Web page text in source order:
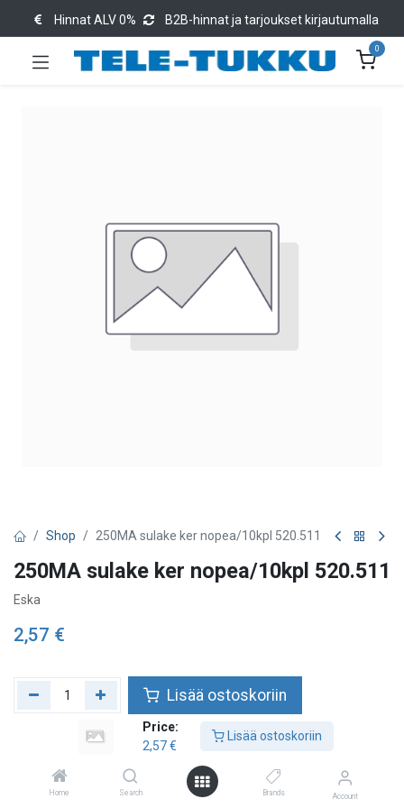
Price:
2,57€
Lisää ostoskoriin
Home Search Brands Account
Hinnat ALV 0% B2B-hinnat ja tarjoukset kirjautumalla
0
Shop 250MA sulake ker nopea/10kpl 520.511
250MA sulake ker nopea/10kpl 520.511
Eska
2,57 €
Lisää ostoskoriin
Lisää toivelistalle